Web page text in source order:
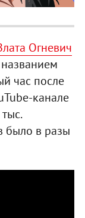
Огневич
час после
канале
было в разы